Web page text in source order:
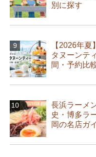
別に探す
【2026年
タヌーンテ
間・予約比
長浜ラーメ
史・博多ラ
岡の名店ガ